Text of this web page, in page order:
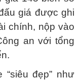
giá được ghi
chính, nộp vào
an với tổng
đẹp” như